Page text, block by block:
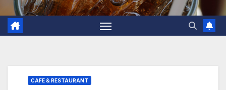
CAFE & RESTAURANT